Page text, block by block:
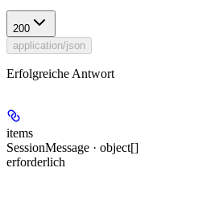
200
application/json
Erfolgreiche Antwort
items
SessionMessage · object[]
erforderlich